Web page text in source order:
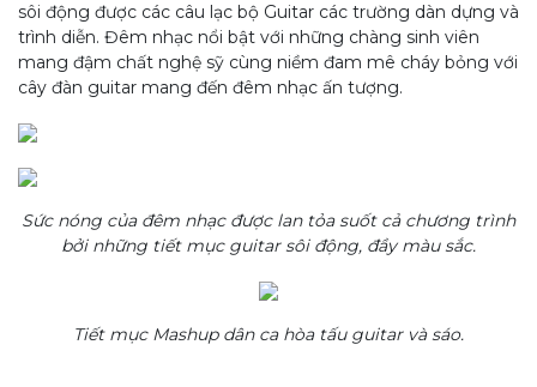
sôi động được các câu lạc bộ Guitar các trường dàn dựng và
trình diễn. Đêm nhạc nổi bật với những chàng sinh viên
mang đậm chất nghệ sỹ cùng niềm đam mê cháy bỏng với
cây đàn guitar mang đến đêm nhạc ấn tượng.
Sức nóng của đêm nhạc được lan tỏa suốt cả chương trình
bởi những tiết mục guitar sôi động, đầy màu sắc.
Tiết mục Mashup dân ca hòa tấu guitar và sáo.